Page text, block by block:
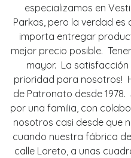
especializamos en
Parkas, pero la verdad
importa entregar
mejor precio posible.
mayor. La
prioridad para nosotros!
de Patronato desde
por una familia, con
nosotros casi desde que
cuando nuestra fábrica
calle Loreto, a unas